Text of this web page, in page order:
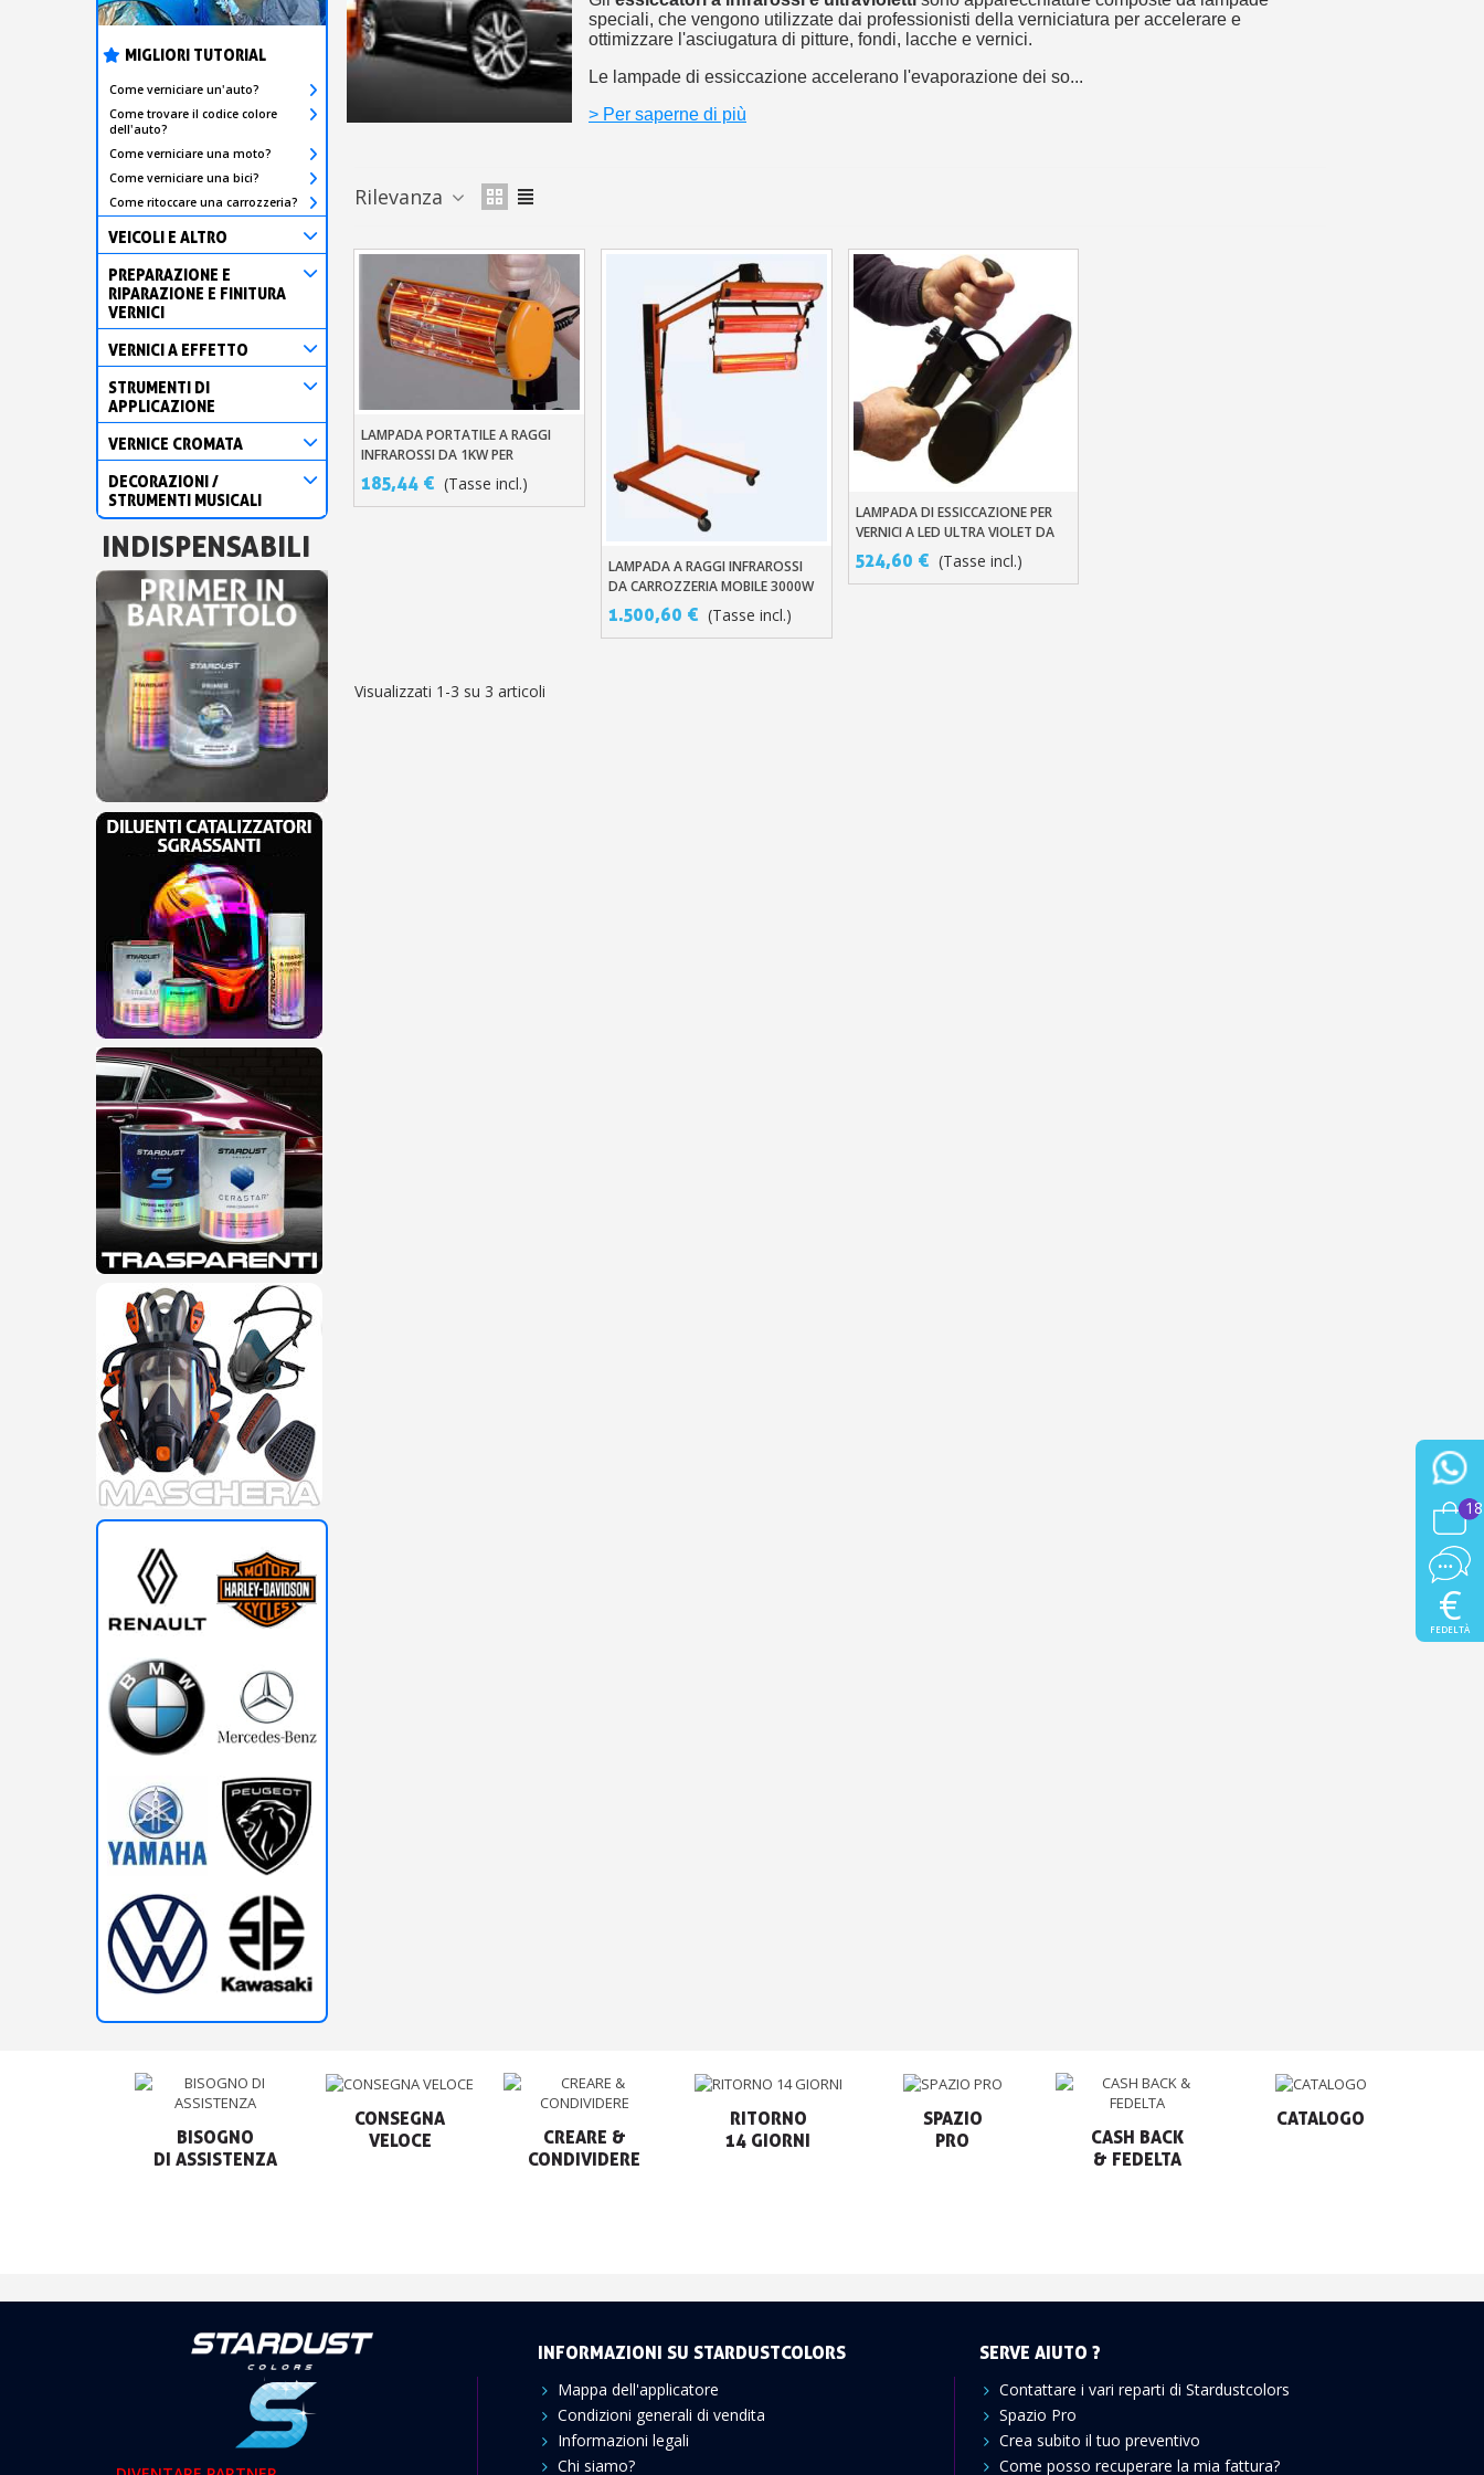
10€ di buono shopping per ogni referral
Iscriviti alla newsletter: 5€ di sconto
MIGLIORI TUTORIAL
Come verniciare un'auto?
Come trovare il codice colore
dell'auto?
Come verniciare una moto?
Come verniciare una bici?
Come ritoccare una carrozzeria?
VEICOLI E ALTRO
PREPARAZIONE E
RIPARAZIONE E FINITURA
VERNICI
VERNICI A EFFETTO
STRUMENTI DI
APPLICAZIONE
VERNICE CROMATA
DECORAZIONI /
STRUMENTI MUSICALI
INDISPENSABILI
speciali, che vengono utilizzate dai professionisti della verniciatura per accelerare e
ottimizzare l'asciugatura di pitture, fondi, lacche e vernici.
Le lampade di essiccazione accelerano l'evaporazione dei so...
> Per saperne di più
Rilevanza
Aggiungi Al Carrello
LAMPADA PORTATILE A RAGGI
INFRAROSSI DA 1KW PER
L'ASCIUGATURA DELLA VERNICE
DELLA CARROZZERIA
185,44 € (Tasse incl.)
Aggiungi Al Carrello
LAMPADA A RAGGI INFRAROSSI
DA CARROZZERIA MOBILE 3000W
– CON BRACCIO MOBILE E
COMANDO
1.500,60 € (Tasse incl.)
Aggiungi Al Carrello
LAMPADA DI ESSICCAZIONE PER
VERNICI A LED ULTRA VIOLET DA
48W
524,60 € (Tasse incl.)
Visualizzati 1-3 su 3 articoli
BISOGNO
CONSEGNA
VELOCE
CREARE &
CONDIVIDERE
RITORNO
14 GIORNI
SPAZIO
PRO
CASH BACK
& FEDELTA
CATALOGO
INFORMAZIONI SU STARDUSTCOLORS
Mappa dell'applicatore
Condizioni generali di vendita
Informazioni legali
Chi siamo?
SERVE AIUTO ?
Contattare i vari reparti di Stardustcolors
Spazio Pro
Crea subito il tuo preventivo
Come posso recuperare la mia fattura?
18
€
FEDELTÀ